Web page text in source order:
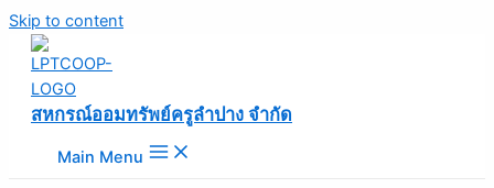
Skip to content
สหกรณ์ออมทรัพย์ครูลำปาง จำกัด
Main Menu